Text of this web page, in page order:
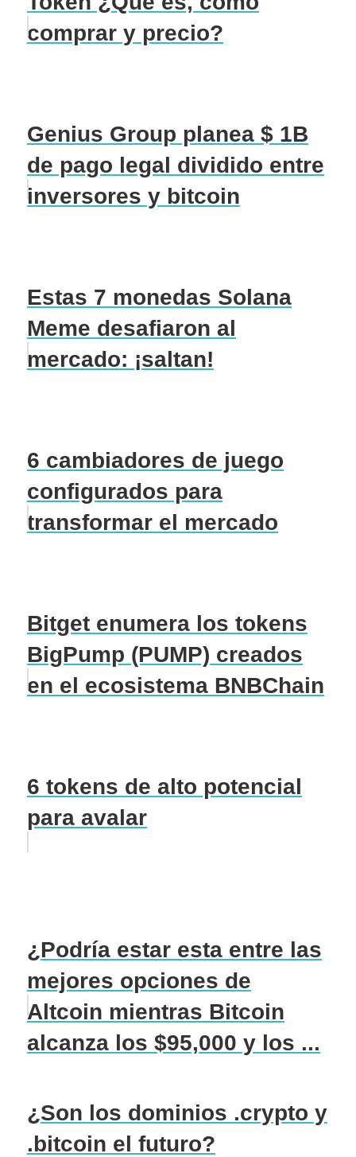
comprar y precio?
Genius Group planea $ 1B
de pago legal dividido entre
inversores y bitcoin
Estas 7 monedas Solana
Meme desafiaron al
mercado: ¡saltan!
6 cambiadores de juego
configurados para
transformar el mercado
Bitget enumera los tokens
BigPump (PUMP) creados
en el ecosistema BNBChain
6 tokens de alto potencial
para avalar
¿Podría estar esta entre las
mejores opciones de
Altcoin mientras Bitcoin
alcanza los $95,000 y los ...
¿Son los dominios .crypto y
.bitcoin el futuro?